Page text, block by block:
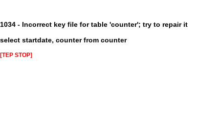
1034 - Incorrect key file for table 'counter'; try to repair it
select startdate, counter from counter
[TEP STOP]